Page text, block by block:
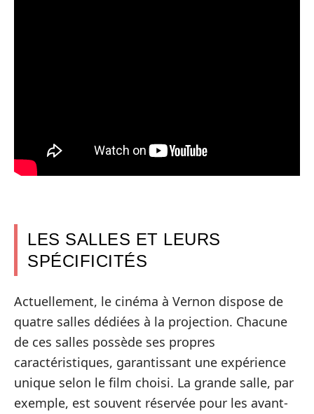
LES SALLES ET LEURS
SPÉCIFICITÉS
Actuellement, le cinéma à Vernon dispose de
quatre salles dédiées à la projection. Chacune
de ces salles possède ses propres
caractéristiques, garantissant une expérience
unique selon le film choisi. La grande salle, par
exemple, est souvent réservée pour les avant-